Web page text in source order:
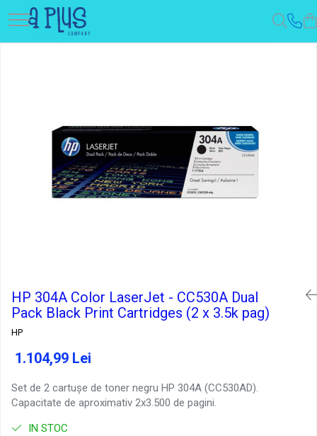
HP 304A Color LaserJet - CC530A Dual
Pack Black Print Cartridges (2 x 3.5k pag)
HP
1.104,99 Lei
Set de 2 cartușe de toner negru HP 304A (CC530AD).
Capacitate de aproximativ 2x3.500 de pagini.
IN STOC